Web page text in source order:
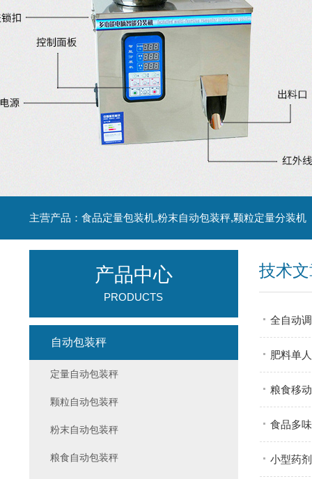
主营产品：食品定量包装机,粉末自动包装秤,颗粒定量分装机
技术
全自动
肥料单
粮食移
食品多
小型药
产品中心
PRODUCTS
自动包装秤
定量自动包装秤
颗粒自动包装秤
粉末自动包装秤
粮食自动包装秤